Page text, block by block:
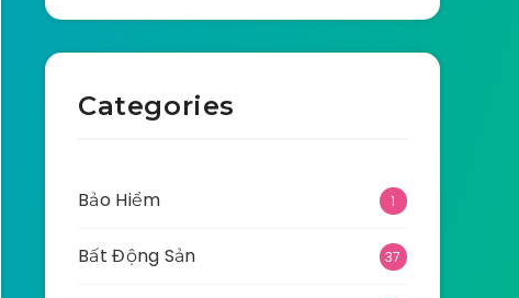
Categories
Bảo Hiểm 1
Bất Động Sản 37